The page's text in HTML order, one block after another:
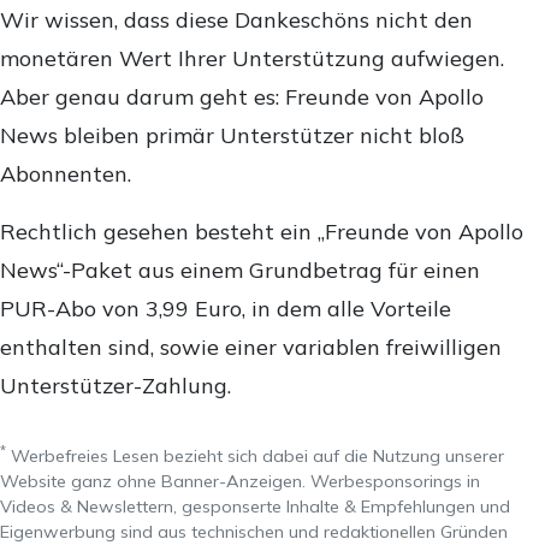
Wir wissen, dass diese Dankeschöns nicht den
monetären Wert Ihrer Unterstützung aufwiegen.
Aber genau darum geht es: Freunde von Apollo
News bleiben primär Unterstützer nicht bloß
Abonnenten.
Rechtlich gesehen besteht ein „Freunde von Apollo
News“-Paket aus einem Grundbetrag für einen
PUR-Abo von 3,99 Euro, in dem alle Vorteile
enthalten sind, sowie einer variablen freiwilligen
Unterstützer-Zahlung.
* Werbefreies Lesen bezieht sich dabei auf die Nutzung unserer
Website ganz ohne Banner-Anzeigen. Werbesponsorings in
Videos & Newslettern, gesponserte Inhalte & Empfehlungen und
Eigenwerbung sind aus technischen und redaktionellen Gründen